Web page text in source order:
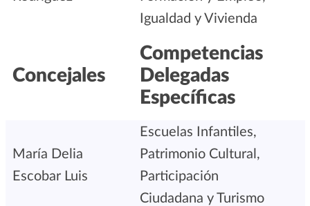
Igualdad y Vivienda
Concejales
Competencias
Delegadas
Específicas
María Delia
Escobar Luis
Escuelas Infantiles,
Patrimonio Cultural,
Participación
Ciudadana y Turismo